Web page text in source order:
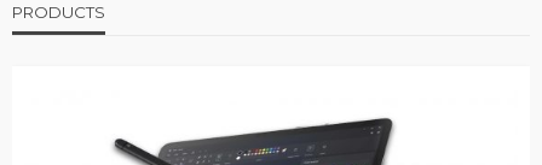
PRODUCTS